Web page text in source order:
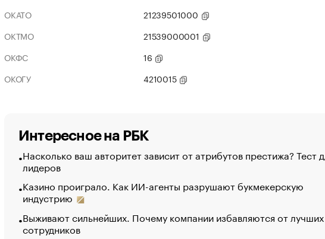
ОКАТО
21239501000
ОКТМО
21539000001
ОКФС
16
ОКОГУ
4210015
Интересное на РБК
Насколько ваш авторитет зависит от атрибутов престижа? Тест
лидеров
Казино проиграло. Как ИИ-агенты разрушают букмекерскую
индустрию
Выживают сильнейших. Почему компании избавляются от лучших
сотрудников